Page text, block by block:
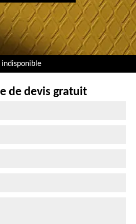
indisponible
de devis gratuit